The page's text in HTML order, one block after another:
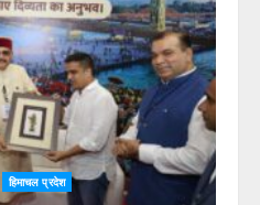
हिमाचल प्रदेश